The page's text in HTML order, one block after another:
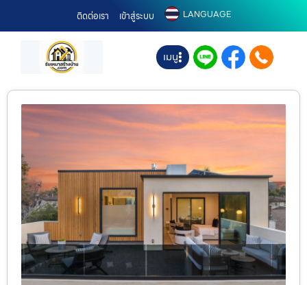
ติดต่อเรา เข้าสู่ระบบ LANGUAGE
เมนู